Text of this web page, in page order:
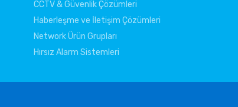
CCTV & Güvenlik Çözümleri
Haberleşme ve İletişim Çözümleri
Network Ürün Grupları
Hırsız Alarm Sistemleri